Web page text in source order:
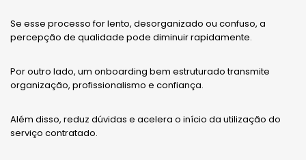
Se esse processo for lento, desorganizado ou confuso, a
percepção de qualidade pode diminuir rapidamente.
Por outro lado, um onboarding bem estruturado transmite
organização, profissionalismo e confiança.
Além disso, reduz dúvidas e acelera o início da utilização do
serviço contratado.